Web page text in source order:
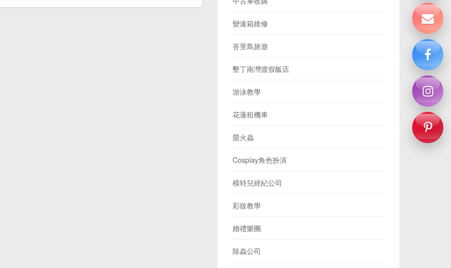
變速箱維修
峇里島旅遊
墾丁南灣渡假飯店
游泳教學
花蓮租機車
螢火蟲
Cosplay角色扮演
模特兒經紀公司
彩妝教學
婚禮樂團
除蟲公司